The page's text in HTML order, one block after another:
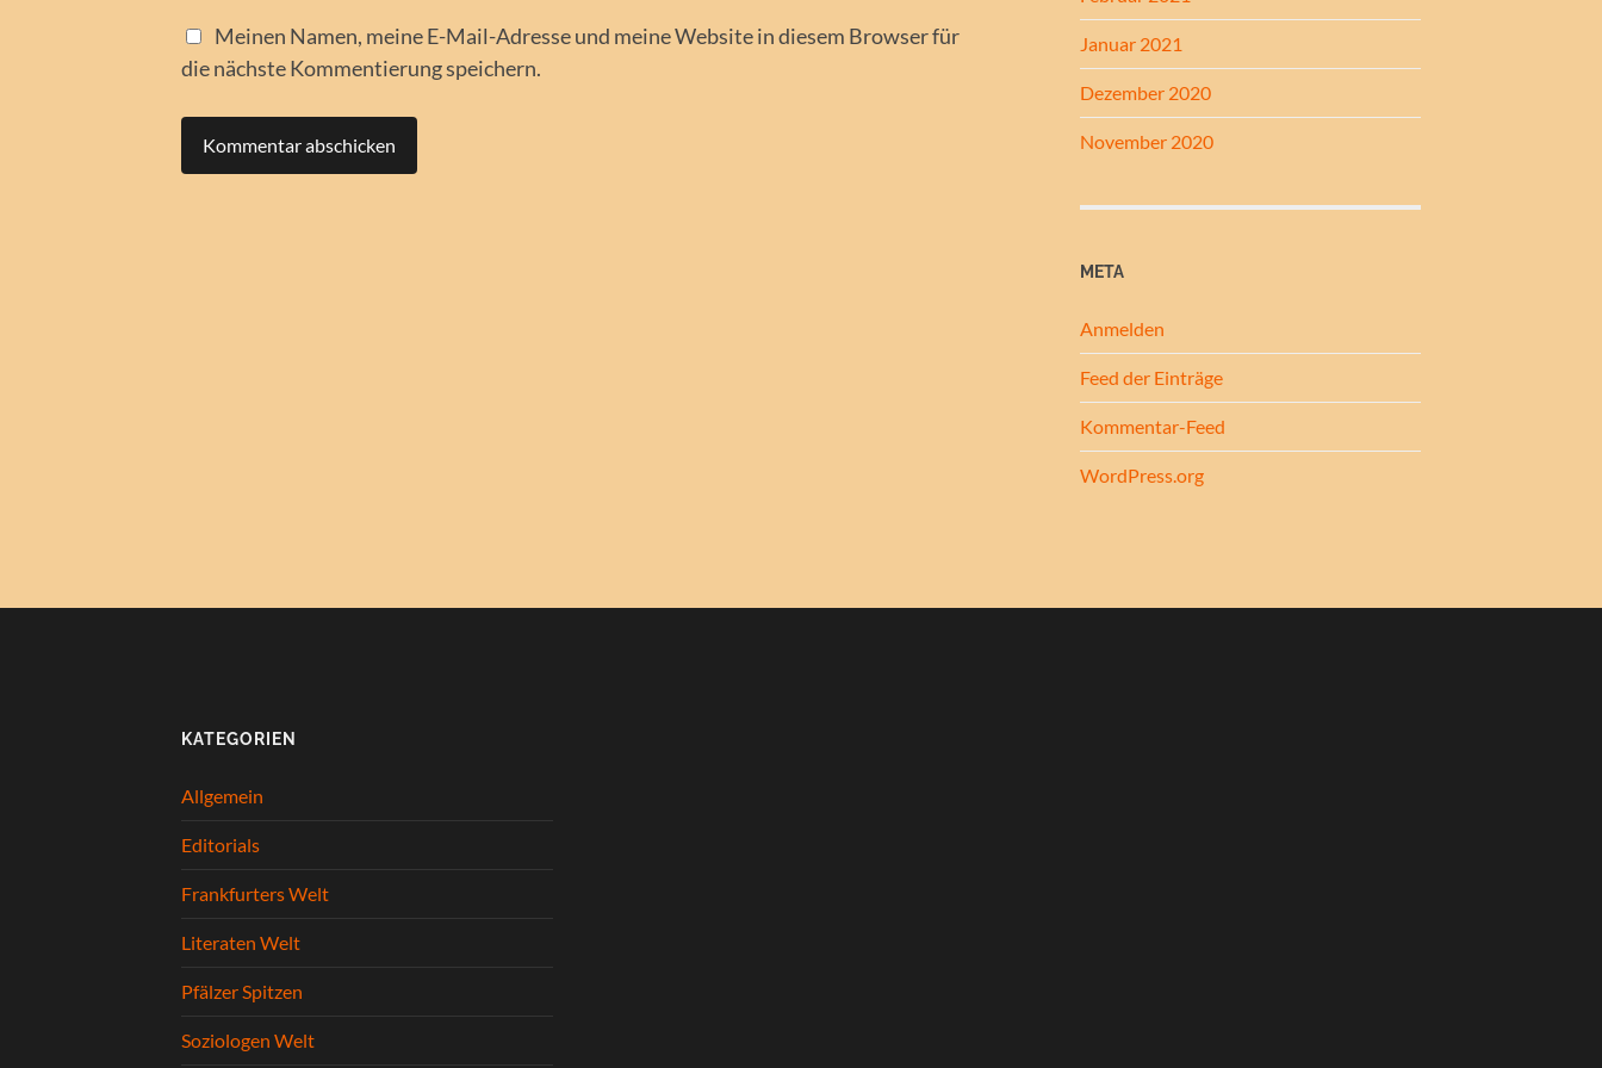
Meinen Namen, meine E-Mail-Adresse und meine Website in diesem Browser für
die nächste Kommentierung speichern.
Januar 2021
Dezember 2020
November 2020
META
Anmelden
Feed der Einträge
Kommentar-Feed
WordPress.org
KATEGORIEN
Allgemein
Editorials
Frankfurters Welt
Literaten Welt
Pfälzer Spitzen
Soziologen Welt